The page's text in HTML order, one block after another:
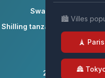
🏙️ Villes
🗼 Paris
🏯
Swahili, Anglais
Shilling tanzanien (TSh)
UTC+3
+255
230v / 50Hz